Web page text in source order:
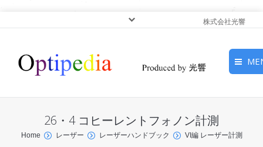
株式会社光響
ピックアップ
26・4 コヒーレントフォノン計測
You are here:
Home レーザー レーザーハンドブック
VI編 レーザー計測